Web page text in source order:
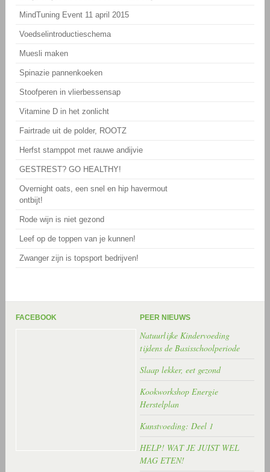
MindTuning Event 11 april 2015
Voedselintroductieschema
Muesli maken
Spinazie pannenkoeken
Stoofperen in vlierbessensap
Vitamine D in het zonlicht
Fairtrade uit de polder, ROOTZ
Herfst stamppot met rauwe andijvie
GESTREST? GO HEALTHY!
Overnight oats, een snel en hip havermout
ontbijt!
Rode wijn is niet gezond
Leef op de toppen van je kunnen!
Zwanger zijn is topsport bedrijven!
FACEBOOK PEER NIEUWS
Natuurlijke Kindervoeding
tijdens de Basisschoolperiode
Slaap lekker, eet gezond
Kookworkshop Energie
Herstelplan
Kunstvoeding: Deel 1
HELP! WAT JE JUIST WEL
MAG ETEN!